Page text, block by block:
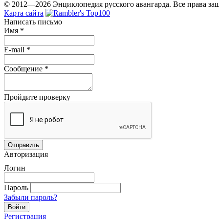
© 2012—2026 Энциклопедия русского авангарда. Все права
Карта сайта
Написать письмо
Имя *
E-mail *
Сообщение *
Пройдите проверку
Авторизация
Логин
Пароль
Забыли пароль?
Регистрация